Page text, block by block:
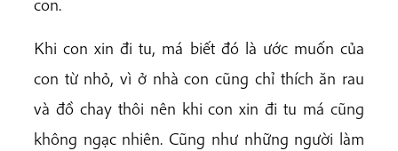
con.
Khi con xin đi tu, má biết đó là ước muốn của
con từ nhỏ, vì ở nhà con cũng chỉ thích ăn rau
và đồ chay thôi nên khi con xin đi tu má cũng
không ngạc nhiên. Cũng như những người làm